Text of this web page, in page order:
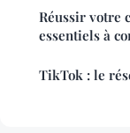
Réussir votre
essentiels à
TikTok : le